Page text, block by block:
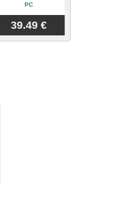
PC
39.49 €